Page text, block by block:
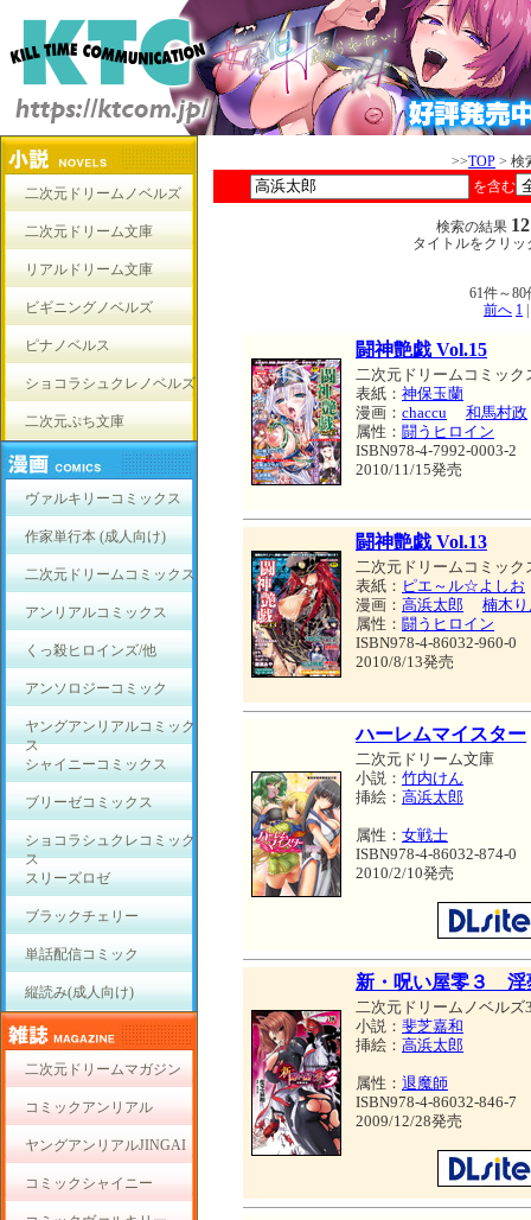
二次元ドリームノベルズ
二次元ドリーム文庫
リアルドリーム文庫
ビギニングノベルズ
ピナノベルス
ショコラシュクレノベルズ
二次元ぷち文庫
ヴァルキリーコミックス
作家単行本 (成人向け)
二次元ドリームコミックス
アンリアルコミックス
くっ殺ヒロインズ/他
アンソロジーコミック
ヤングアンリアルコミック
ス
シャイニーコミックス
ブリーゼコミックス
ショコラシュクレコミック
ス
スリーズロゼ
ブラックチェリー
単話配信コミック
縦読み(成人向け)
二次元ドリームマガジン
コミックアンリアル
ヤングアンリアルJINGAI
コミックシャイニー
>>TOP > 検
を含む
検索の結果
タイトルをクリ
61件～
前へ 1
闘神艶戯 Vol.15
二次元ドリームコミック
表紙： 神保玉蘭
漫画： chaccu
和馬村政
属性： 闘うヒロイン
ISBN978-4-7992-0003-2
2010/11/15発売
闘神艶戯 Vol.13
二次元ドリームコミック
表紙： ピエ～ル☆よしお
漫画： 高浜太郎
楠木
属性： 闘うヒロイン
ISBN978-4-86032-960-0
2010/8/13発売
ハーレムマイスター
二次元ドリーム文庫
小説： 竹内けん
挿絵： 高浜太郎
属性： 女戦士
ISBN978-4-86032-874-0
2010/2/10発売
新・呪い屋零３ 淫
二次元ドリームノベルズ
小説： 斐芝嘉和
挿絵： 高浜太郎
属性： 退魔師
ISBN978-4-86032-846-7
2009/12/28発売